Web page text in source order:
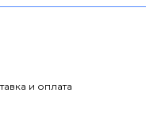
и оплата